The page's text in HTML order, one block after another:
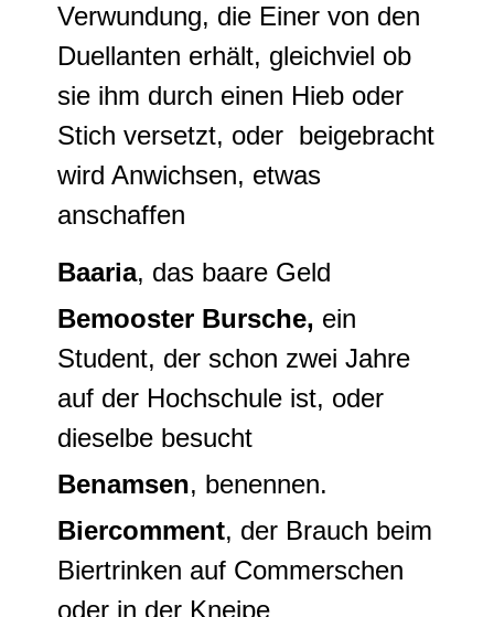
Verwundung, die Einer von den
Duellanten erhält, gleichviel ob
sie ihm durch einen Hieb oder
Stich versetzt, oder beigebracht
wird Anwichsen, etwas
anschaffen
Baaria, das baare Geld
Bemooster Bursche, ein
Student, der schon zwei Jahre
auf der Hochschule ist, oder
dieselbe besucht
Benamsen, benennen.
Biercomment, der Brauch beim
Biertrinken auf Commerschen
oder in der Kneipe